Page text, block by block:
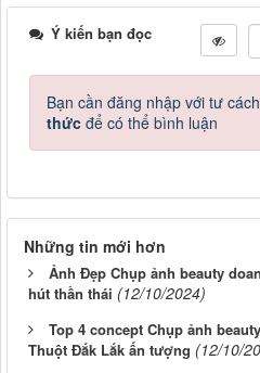
Ý kiến bạn đọc
Bạn cần đăng nhập với tư
thức để có thể bình luận
Những tin mới hơn
Ảnh Đẹp Chụp ảnh beauty
hút thần thái (12/10/2024)
Top 4 concept Chụp ảnh
Thuột Đắk Lắk ấn tượng (12/10/